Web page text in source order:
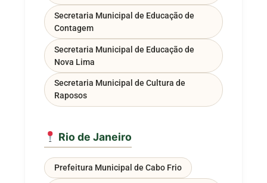
Secretaria Municipal de Educação de
Contagem
Secretaria Municipal de Educação de
Nova Lima
Secretaria Municipal de Cultura de
Raposos
Rio de Janeiro
Prefeitura Municipal de Cabo Frio